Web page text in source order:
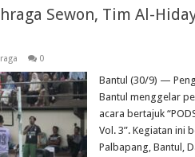
Sewon, Tim Al-
0
Bantul (30/9) —
Bantul menggelar
acara bertajuk
Vol. 3”. Kegiatan ini
Palbapang, Bantul,